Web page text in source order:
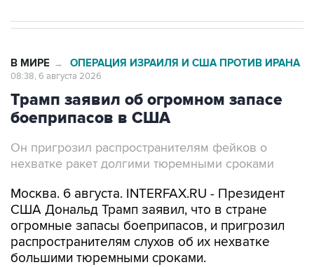
В МИРЕ → ОПЕРАЦИЯ ИЗРАИЛЯ И США ПРОТИВ ИРАНА
08:38, 6 августа 2026
Трамп заявил об огромном запасе
боеприпасов в США
Он пригрозил распространителям фейков о
нехватке ракет долгими тюремными сроками
Москва. 6 августа. INTERFAX.RU - Президент
США Дональд Трамп заявил, что в стране
огромные запасы боеприпасов, и пригрозил
распространителям слухов об их нехватке
большими тюремными сроками.